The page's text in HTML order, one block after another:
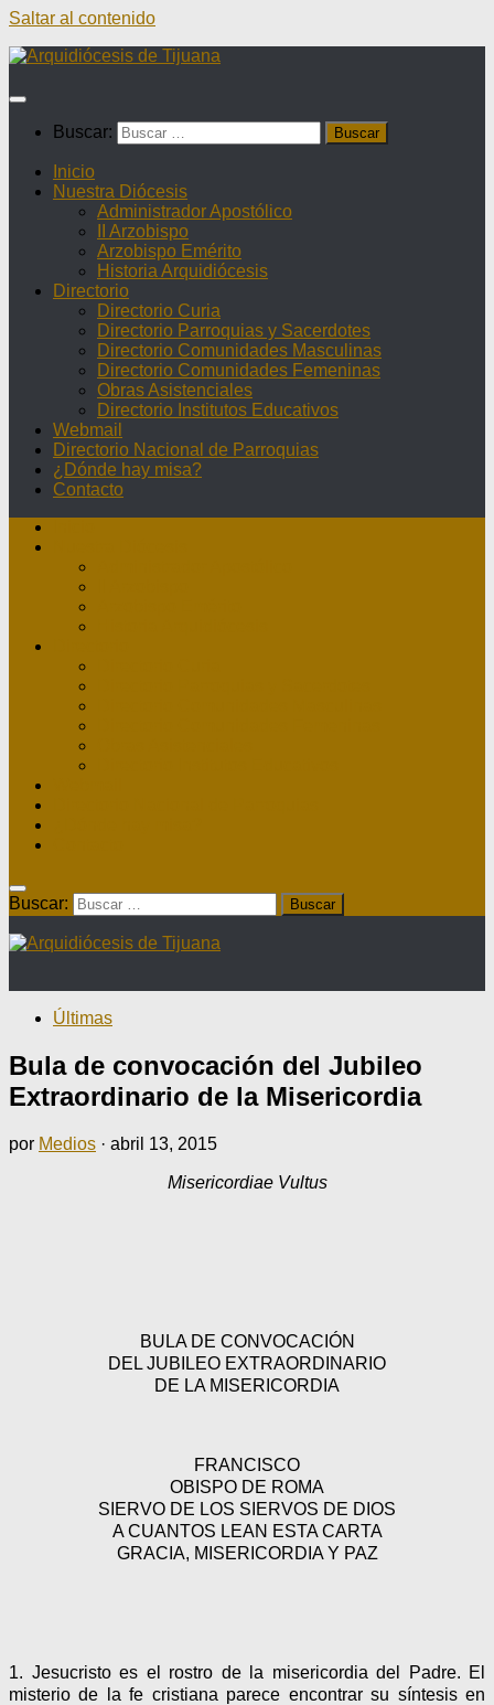
Saltar al contenido
Buscar:
Inicio
Nuestra Diócesis
Administrador Apostólico
II Arzobispo
Arzobispo Emérito
Historia Arquidiócesis
Directorio
Directorio Curia
Directorio Parroquias y Sacerdotes
Directorio Comunidades Masculinas
Directorio Comunidades Femeninas
Obras Asistenciales
Directorio Institutos Educativos
Webmail
Directorio Nacional de Parroquias
¿Dónde hay misa?
Contacto
Buscar:
Últimas
Bula de convocación del Jubileo
Extraordinario de la Misericordia
por Medios · abril 13, 2015
Misericordiae Vultus
BULA DE CONVOCACIÓN
DEL JUBILEO EXTRAORDINARIO
DE LA MISERICORDIA
FRANCISCO
OBISPO DE ROMA
SIERVO DE LOS SIERVOS DE DIOS
A CUANTOS LEAN ESTA CARTA
GRACIA, MISERICORDIA Y PAZ
1. Jesucristo es el rostro de la misericordia del Padre. El
misterio de la fe cristiana parece encontrar su síntesis en